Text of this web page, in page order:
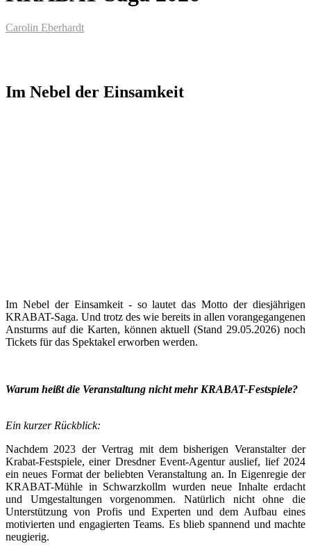
Carolin Eberhardt
Im Nebel der Einsamkeit
Im Nebel der Einsamkeit - so lautet das Motto der diesjährigen
KRABAT-Saga. Und trotz des wie bereits in allen vorangegangenen
Ansturms auf die Karten, können aktuell (Stand 29.05.2026) noch
Tickets für das Spektakel erworben werden.
Warum heißt die Veranstaltung nicht mehr KRABAT-Festspiele?
Ein kurzer Rückblick:
Nachdem 2023 der Vertrag mit dem bisherigen Veranstalter der
Krabat-Festspiele, einer Dresdner Event-Agentur auslief, lief 2024
ein neues Format der beliebten Veranstaltung an. In Eigenregie der
KRABAT-Mühle in Schwarzkollm wurden neue Inhalte erdacht
und Umgestaltungen vorgenommen. Natürlich nicht ohne die
Unterstützung von Profis und Experten und dem Aufbau eines
motivierten und engagierten Teams. Es blieb spannend und machte
neugierig.